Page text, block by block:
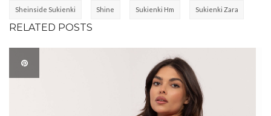
Sheinside Sukienki Shine Sukienki Hm Sukienki Zara
RELATED POSTS